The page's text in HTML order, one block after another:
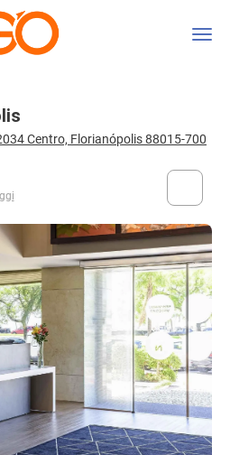
Centro, Florianópolis 88015-700